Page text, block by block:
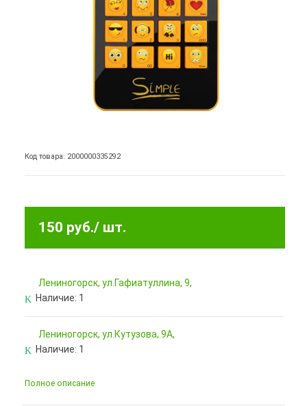
Код товара: 2000000335292
150 руб./ шт.
Лениногорск, ул.Гафиатуллина, 9,
Наличие: 1
Лениногорск, ул.Кутузова, 9А,
Наличие: 1
Полное описание